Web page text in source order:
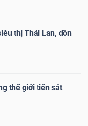
thị Thái Lan, dồn
thế giới tiến sát